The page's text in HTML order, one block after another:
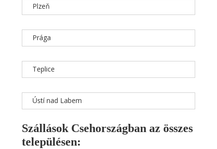
Plzeň
Prága
Teplice
Ústí nad Labem
Szállások Csehországban az összes
településen: